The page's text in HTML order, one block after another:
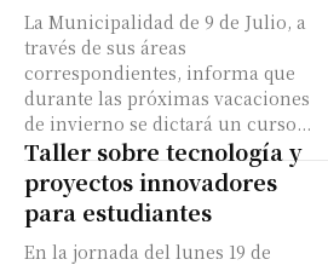
Número de teléfono
La Municipalidad de 9 de Julio, a
través de sus áreas
correspondientes, informa que
durante las próximas vacaciones
de invierno se dictará un curso...
Taller sobre tecnología y
proyectos innovadores
para estudiantes
En la jornada del lunes 19 de